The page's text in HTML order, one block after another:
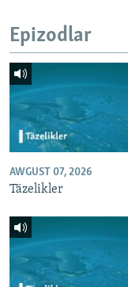
Epizodlar
AWGUST 07, 2026
Täzelikler